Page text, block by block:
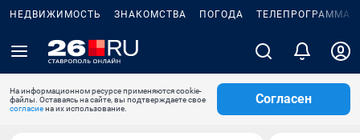
НЕДВИЖИМОСТЬ ЗНАКОМСТВА ПОГОДА ТЕЛЕПРОГРАММА
На информационном ресурсе применяются cookie-
файлы. Оставаясь на сайте, вы подтверждаете свое
согласиена их использование.
Согласен